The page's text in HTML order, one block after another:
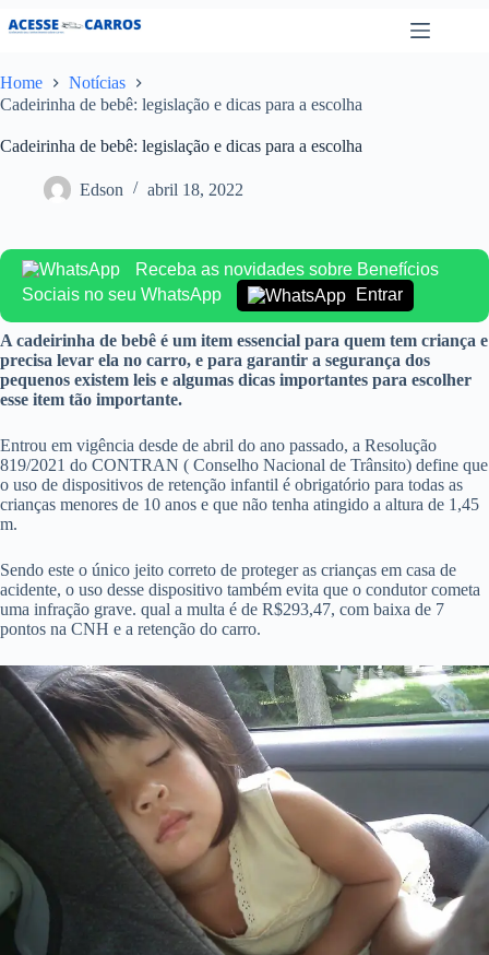
Pular
para
conteúdo
Home
Notícias
Cadeirinha de bebê: legislação e dicas para a escolha
Cadeirinha de bebê: legislação e dicas para a escolha
Edson abril 18, 2022
Receba as novidades sobre Benefícios
Sociais no seu WhatsApp
Entrar
A cadeirinha de bebê é um item essencial para quem tem criança e
precisa levar ela no carro, e para garantir a segurança dos
pequenos existem leis e algumas dicas importantes para escolher
esse item tão importante.
Entrou em vigência desde de abril do ano passado, a Resolução
819/2021 do CONTRAN ( Conselho Nacional de Trânsito) define que
o uso de dispositivos de retenção infantil é obrigatório para todas as
crianças menores de 10 anos e que não tenha atingido a altura de 1,45
m.
Sendo este o único jeito correto de proteger as crianças em casa de
acidente, o uso desse dispositivo também evita que o condutor cometa
uma infração grave. qual a multa é de R$293,47, com baixa de 7
pontos na CNH e a retenção do carro.